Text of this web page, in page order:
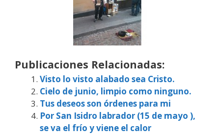
Publicaciones Relacionadas:
Visto lo visto alabado sea Cristo.
Cielo de junio, limpio como ninguno.
Tus deseos son órdenes para mi
Por San Isidro labrador (15 de mayo ),
se va el frío y viene el calor